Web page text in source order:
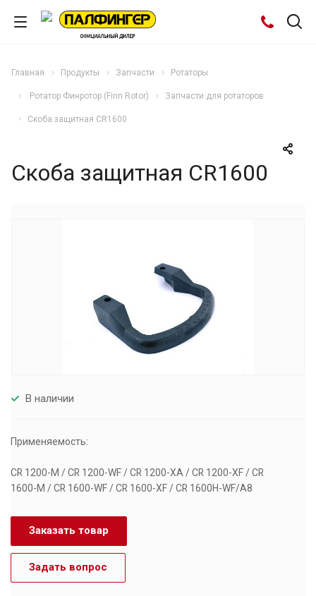
Главная Продукты Запчасти Ротаторы
Ротатор Финротор (Finn Rotor) Запчасти для ротаторов
Скоба защитная CR1600
Скоба защитная CR1600
В наличии
Применяемость:
CR 1200-M / CR 1200-WF / CR 1200-XA / CR 1200-XF / CR
1600-M / CR 1600-WF / CR 1600-XF / CR 1600H-WF/A8
Заказать товар
Задать вопрос